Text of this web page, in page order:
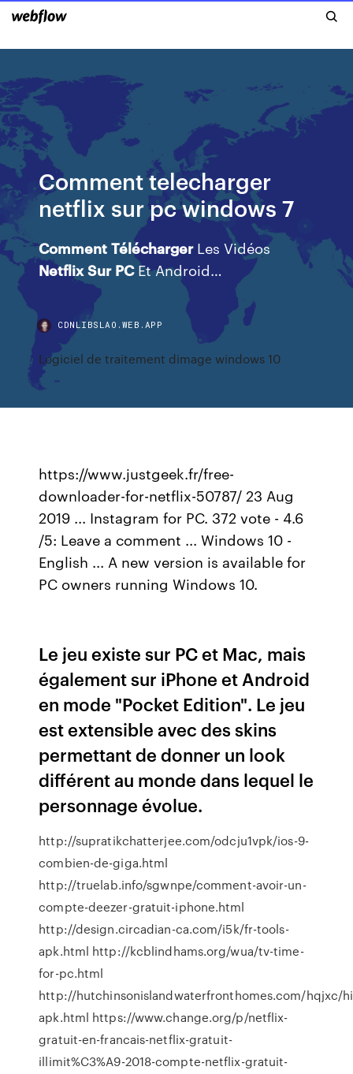
Comment telecharger
netflix sur pc windows 7
Comment TéléchargerLes Vidéos
Netflix Sur PCEt Android…
CDNLIBSLAO.WEB.APP
Logiciel de traitement dimage windows 10
https://www.justgeek.fr/free-
downloader-for-netflix-50787/ 23 Aug
2019 ... Instagram for PC. 372 vote - 4.6
/5: Leave a comment ... Windows 10 -
English ... A new version is available for
PC owners running Windows 10.
Le jeu existe sur PC et Mac, mais
également sur iPhone et Android
en mode "Pocket Edition". Le jeu
est extensible avec des skins
permettant de donner un look
différent au monde dans lequel le
personnage évolue.
http://supratikchatterjee.com/odcju1vpk/ios-9-
combien-de-giga.html
http://truelab.info/sgwnpe/comment-avoir-un-
compte-deezer-gratuit-iphone.html
http://design.circadian-ca.com/i5k/fr-tools-
apk.html http://kcblindhams.org/wua/tv-time-
for-pc.html
http://hutchinsonislandwaterfronthomes.com/hqjxc/
apk.html https://www.change.org/p/netflix-
gratuit-en-francais-netflix-gratuit-
illimit%C3%A9-2018-compte-netflix-gratuit-